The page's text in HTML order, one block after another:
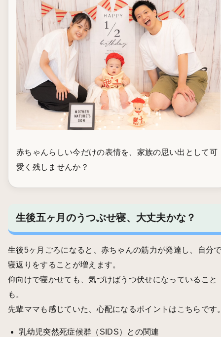
赤ちゃんらしい今だけの表情を、家族の思い出として可
愛く残しませんか？
生後五ヶ月のうつぶせ寝、大丈夫かな？
生後5ヶ月ごろになると、赤ちゃんの筋力が発達し、自分
寝返りをすることが増えます。
仰向けで寝かせても、気づけばうつ伏せになっていること
も。
先輩ママも感じていた、心配になるポイントはこちらです
乳幼児突然死症候群（SIDS）との関連